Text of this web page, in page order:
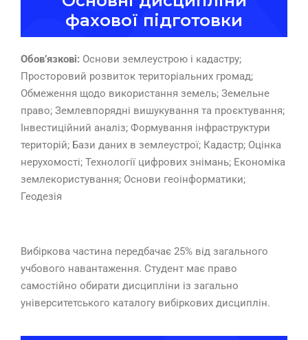
фахової підготовки
Обов’язкові: Основи землеустрою і кадастру;
Просторовий розвиток територіальних громад;
Обмеження щодо використання земель; Земельне
право; Землевпорядні вишукування та проєктування;
Інвестиційний аналіз; Формування інфраструктури
територій; Бази даних в землеустрої; Кадастр; Оцінка
нерухомості; Технології цифрових знімань; Економіка
землекористування; Основи геоінформатики;
Геодезія
Вибіркова частина передбачає 25% від загального
учбового навантаження. Студент має право
самостійно обирати дисципліни із загально
університетського каталогу вибіркових дисциплін.